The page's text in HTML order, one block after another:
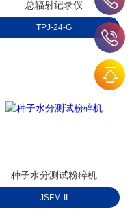
总辐射记录仪
TPJ-24-G
种子水分测试粉碎机
JSFM-II